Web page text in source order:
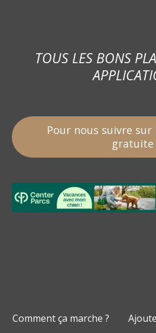
TOUS LES BONS
Pour nous suivre
gratuite
Comment ça marche ?